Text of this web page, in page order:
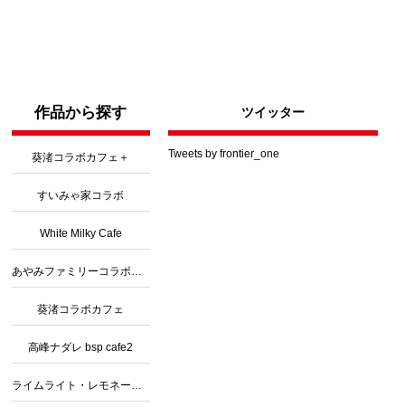
作品から探す
葵渚コラボカフェ＋
すいみゃ家コラボ
White Milky Cafe
葵渚コラボカフェ
高峰ナダレ bsp cafe2
ツイッター
Tweets by frontier_one